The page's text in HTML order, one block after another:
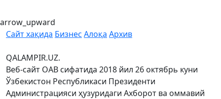
arrow_upward
Сайт хақида Бизнес Алоқа Архив
QALAMPIR.UZ.
Веб-сайт ОАВ сифатида 2018 йил 26 октябрь куни
Ўзбекистон Республикаси Президенти
Администрацияси ҳузуридаги Ахборот ва оммавий